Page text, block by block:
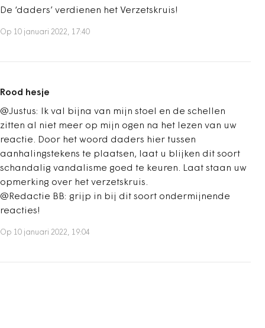
De ‘daders’ verdienen het Verzetskruis!
Op 10 januari 2022, 17:40
Rood hesje
@Justus: Ik val bijna van mijn stoel en de schellen
zitten al niet meer op mijn ogen na het lezen van uw
reactie. Door het woord daders hier tussen
aanhalingstekens te plaatsen, laat u blijken dit soort
schandalig vandalisme goed te keuren. Laat staan uw
opmerking over het verzetskruis.
@Redactie BB: grijp in bij dit soort ondermijnende
reacties!
Op 10 januari 2022, 19:04